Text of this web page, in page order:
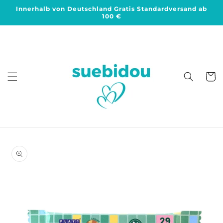
zum
Innerhalb von Deutschland Gratis Standardversand ab
100 €